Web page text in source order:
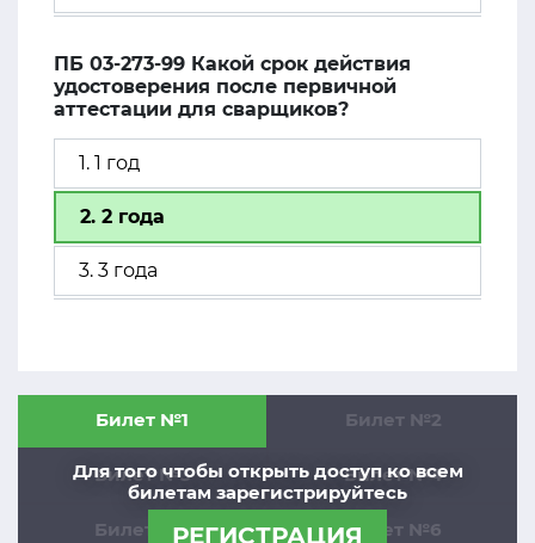
ПБ 03-273-99 Какой срок действия
удостоверения после первичной
аттестации для сварщиков?
1. 1 год
2. 2 года
3. 3 года
Для того чтобы открыть доступ ко всем
билетам зарегистрируйтесь
РЕГИСТРАЦИЯ
Билет №1 Билет №2
Билет №3 Билет №4
Билет №5 Билет №6